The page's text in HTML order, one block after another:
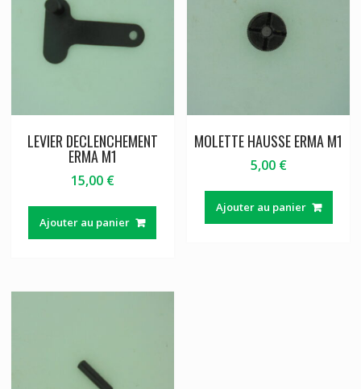
LEVIER DECLENCHEMENT
ERMA M1
15,00 €
Ajouter au panier
MOLETTE HAUSSE ERMA M1
5,00 €
Ajouter au panier